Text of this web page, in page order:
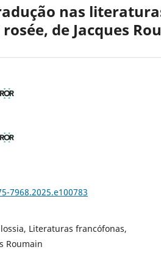
nas
de Jacques
7968.2025.e100783
Literaturas francófonas,
Roumain